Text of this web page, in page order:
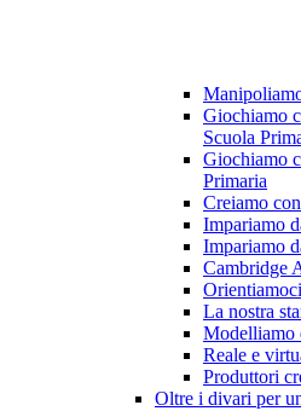
Giochiamo
Scuola
Giochiamo
Primaria
Creiamo
Impariamo
Impariamo
Cambridge
La nostra
Modelliamo
Reale e
Produttori
Oltre i divari per